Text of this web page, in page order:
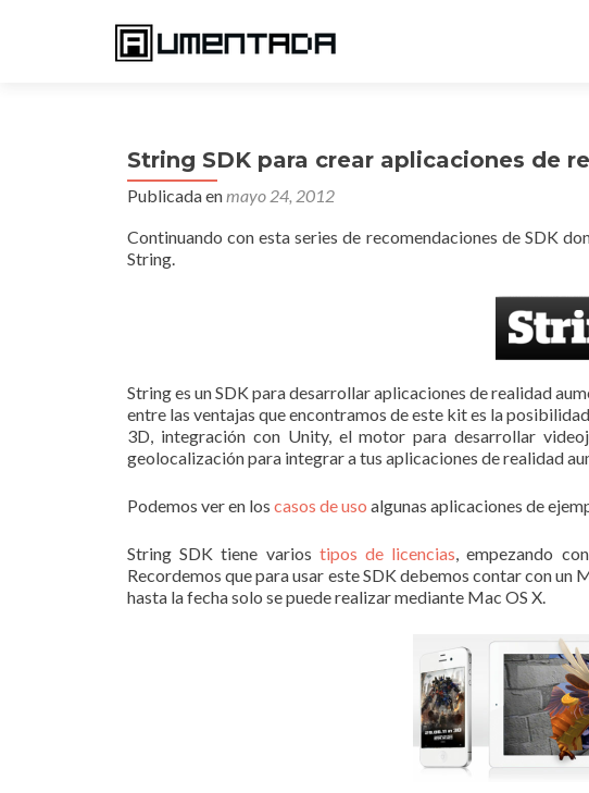
String SDK para crear aplicaciones de
Publicada enmayo 24, 2012
Continuando con esta series de recomendaciones de SDK
String.
String es un SDK para desarrollar aplicaciones de realidad
entre las ventajas que encontramos de este kit es la
3D, integración con Unity, el motor para desarrollar
geolocalización para integrar a tus aplicaciones de realidad
Podemos ver en los casos de uso algunas aplicaciones de
String SDK tiene varios tipos de licencias, empezando
Recordemos que para usar este SDK debemos contar con
hasta la fecha solo se puede realizar mediante Mac OS X.